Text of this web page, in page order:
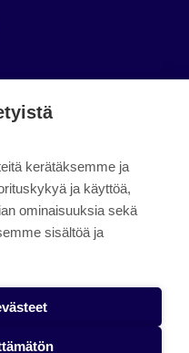
kerätäksemme ja
ja käyttöä,
ominaisuuksia sekä
sisältöä ja